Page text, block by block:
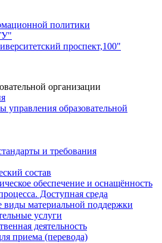
политики
проспект,100"
организации
управления образовательной
и требования
состав
обеспечение и оснащённость
Доступная среда
материальной поддержки
услуги
деятельность
приема (перевода)